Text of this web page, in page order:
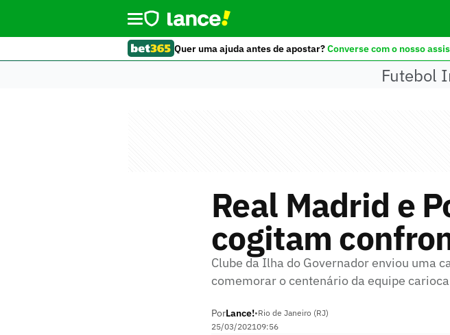
Quer uma ajuda antes de apostar?Converse com o nosso
Futebol
Real Madrid e
cogitam
Clube da Ilha do Governador enviou uma
comemorar o centenário da equipe carioca
PorLance!•Rio de Janeiro (RJ)
25/03/202109:56